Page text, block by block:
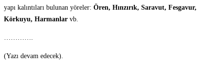
yapı kalıntıları bulunan yöreler: Ören, Hınzırık, Saravut, Fesgavur,
Körkuyu, Harmanlar vb.
………….
(Yazı devam edecek).